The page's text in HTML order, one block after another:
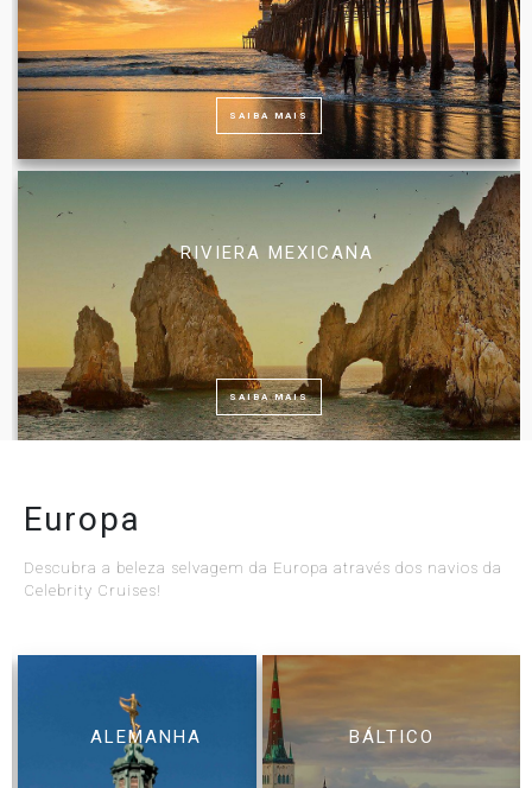
SAIBA MAIS
RIVIERA MEXICANA
SAIBA MAIS
Europa
Descubra a beleza selvagem da Europa através dos navios da
Celebrity Cruises!
ALEMANHA BÁLTICO